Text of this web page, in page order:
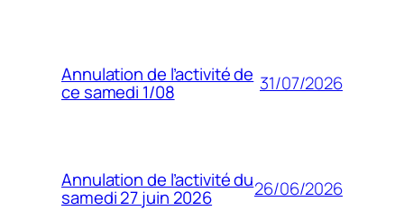
Annulation de l’activité de
ce samedi 1/08 31/07/2026
Annulation de l’activité du
samedi 27 juin 2026 26/06/2026